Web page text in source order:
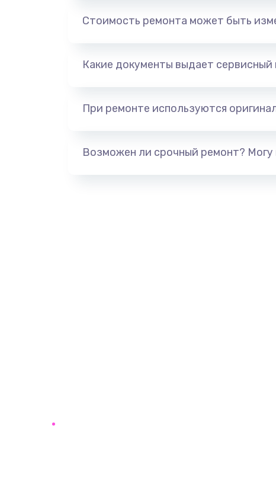
Стоимость ремонта может быть
Какие документы выдает сервисный
При ремонте используются
Возможен ли срочный ремонт? Могу